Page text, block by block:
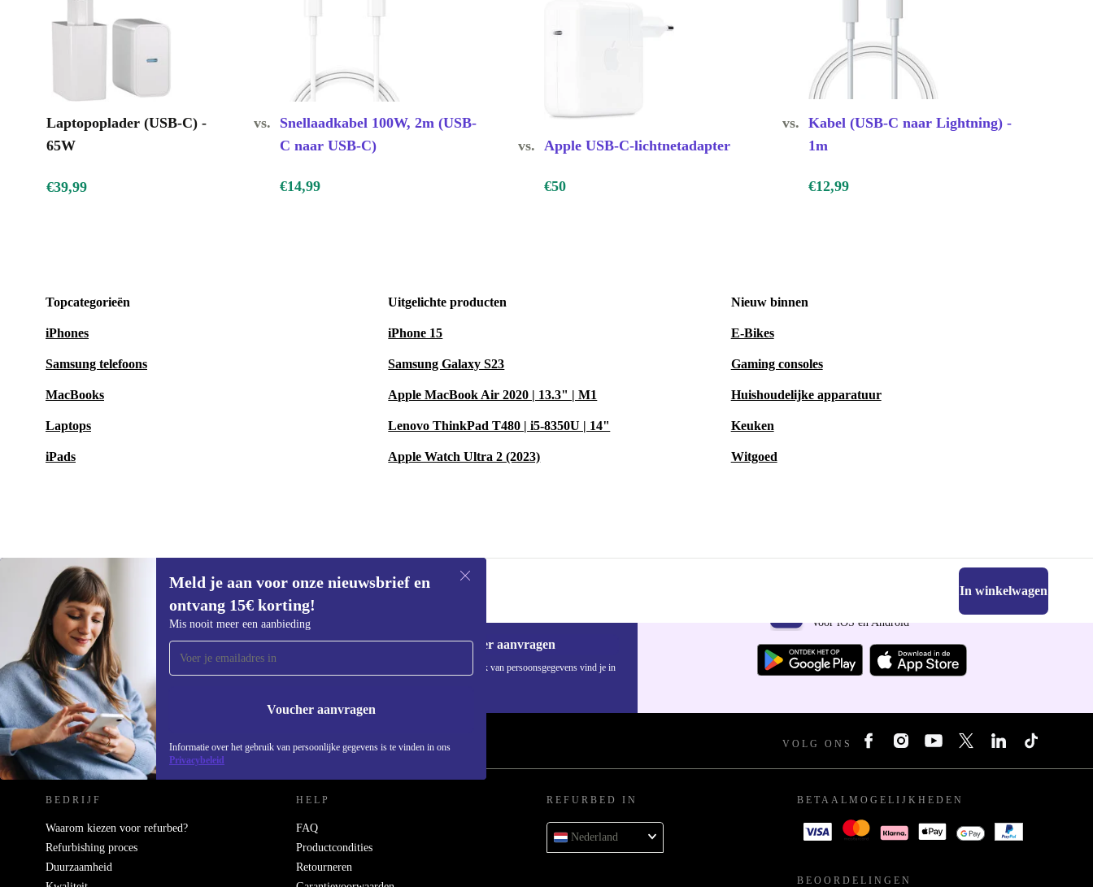
Laptopoplader (USB-C) -
65W
vs.
Snellaadkabel 100W, 2m (USB-
C naar USB-C)
vs. Apple USB-C-lichtnetadapter
vs. Kabel (USB-C naar Lightning) -
1m
€39,99 €14,99 €50 €12,99
Topcategorieën
iPhones
Samsung telefoons
MacBooks
Laptops
iPads
Uitgelichte producten
iPhone 15
Samsung Galaxy S23
Apple MacBook Air 2020 | 13.3" | M1
Lenovo ThinkPad T480 | i5-8350U | 14"
Apple Watch Ultra 2 (2023)
Nieuw binnen
E-Bikes
Gaming consoles
Huishoudelijke apparatuur
Keuken
Witgoed
€39,99 In winkelwagen
Meld je aan voor onze nieuwsbrief en
ontvang 15€ korting!
Mis nooit meer een aanbieding
Voucher aanvragen
Informatie over het gebruik van persoonlijke gegevens is te vinden in ons
Privacybeleid
Meld je aan voor onze nieuwsbrief en
ontvang €15 korting!
Mis nooit meer een aanbieding.
Voucher aanvragen
Informatie over het gebruik van persoonsgegevens vind je in
Voor iOS en Android
REFURBED NEDERLAND - RETHINK NEW. VOLG ONS
BEDRIJF
Waarom kiezen voor refurbed?
Refurbishing proces
Duurzaamheid
HELP
FAQ
Productcondities
Retourneren
REFURBED IN
Nederland
BETAALMOGELIJKHEDEN
BEOORDELINGEN